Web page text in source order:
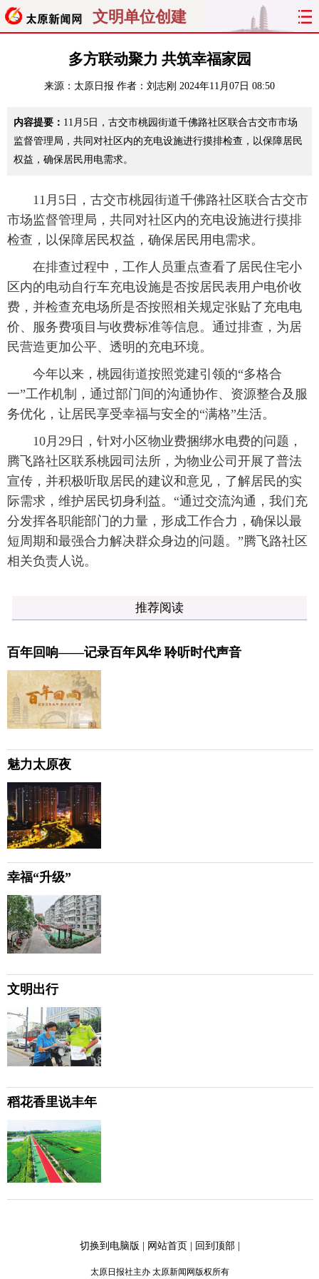
文明单位创建
聚焦 太原
经济 关注 文明 出行
纵横 曝光 综合 专题
旅游 理财
看天下 晋月读 最太原 网罗民生
太原日报 太原晚报 热评
多方联动聚力 共筑幸福家园
来源： 太原日报 作者：刘志刚 2024年11月07日 08:50
内容提要： 11月5日，古交市桃园街道千佛路社区联合古交市市场
监督管理局，共同对社区内的充电设施进行摸排检查，以保障居民
权益，确保居民用电需求。
11月5日，古交市桃园街道千佛路社区联合古交市
市场监督管理局，共同对社区内的充电设施进行摸排
检查，以保障居民权益，确保居民用电需求。
在排查过程中，工作人员重点查看了居民住宅小
区内的电动自行车充电设施是否按居民表用户电价收
费，并检查充电场所是否按照相关规定张贴了充电电
价、服务费项目与收费标准等信息。通过排查，为居
民营造更加公平、透明的充电环境。
今年以来，桃园街道按照党建引领的“多格合
一”工作机制，通过部门间的沟通协作、资源整合及服
务优化，让居民享受幸福与安全的“满格”生活。
10月29日，针对小区物业费捆绑水电费的问题，
腾飞路社区联系桃园司法所，为物业公司开展了普法
宣传，并积极听取居民的建议和意见，了解居民的实
际需求，维护居民切身利益。“通过交流沟通，我们充
分发挥各职能部门的力量，形成工作合力，确保以最
短周期和最强合力解决群众身边的问题。”腾飞路社区
相关负责人说。
推荐阅读
百年回响——记录百年风华 聆听时代声音
魅力太原夜
幸福“升级”
文明出行
稻花香里说丰年
切换到电脑版 网站首页 回到顶部|
太原日报社主办 太原新闻网版权所有